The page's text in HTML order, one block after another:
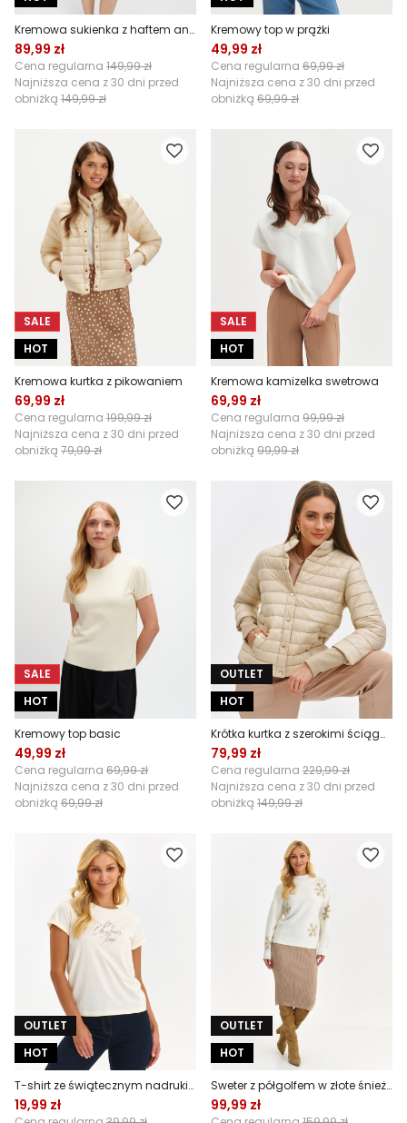
Kremowa sukienka z haftem angielskim
89,99 zł
Cena regularna 149,99 zł
Najniższa cena z 30 dni przed
obniżką 149,99 zł
Kremowy top w prążki
49,99 zł
Cena regularna 69,99 zł
Najniższa cena z 30 dni przed
obniżką 69,99 zł
SALE
HOT
Kremowa kurtka z pikowaniem
69,99 zł
Cena regularna 199,99 zł
Najniższa cena z 30 dni przed
obniżką 79,99 zł
SALE
HOT
Kremowa kamizelka swetrowa
69,99 zł
Cena regularna 99,99 zł
Najniższa cena z 30 dni przed
obniżką 99,99 zł
SALE
HOT
Kremowy top basic
49,99 zł
Cena regularna 69,99 zł
Najniższa cena z 30 dni przed
obniżką 69,99 zł
OUTLET
HOT
Krótka kurtka z szerokimi ściągaczami
79,99 zł
Cena regularna 229,99 zł
Najniższa cena z 30 dni przed
obniżką 149,99 zł
OUTLET
HOT
T-shirt ze świątecznym nadrukiem
19,99 zł
OUTLET
HOT
Sweter z półgolfem w złote śnieżynki
99,99 zł